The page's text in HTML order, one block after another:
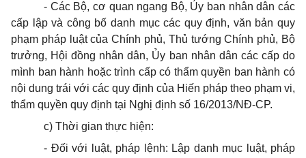
- Các Bộ, cơ quan ngang Bộ, Ủy ban nhân dân các
cấp lập và công bố danh mục các quy định, văn bản quy
phạm pháp luật của Chính phủ, Thủ tướng Chính phủ, Bộ
trưởng, Hội đồng nhân dân, Ủy ban nhân dân các cấp do
mình ban hành hoặc trình cấp có thẩm quyền ban hành có
nội dung trái với các quy định của Hiến pháp theo phạm vi,
thẩm quyền quy định tại Nghị định số 16/2013/NĐ-CP.
c) Thời gian thực hiện:
- Đối với luật, pháp lệnh: Lập danh mục luật, pháp